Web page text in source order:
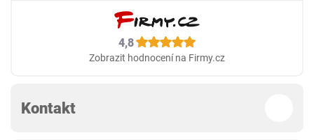
4,8
Zobrazit hodnocení na Firmy.cz
Kontakt